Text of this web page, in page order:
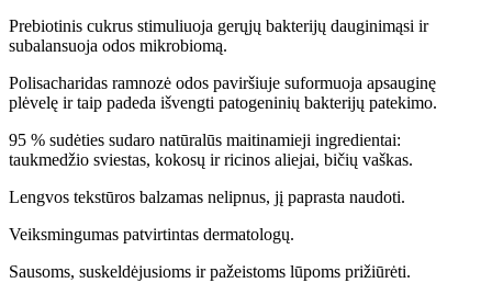
Prebiotinis cukrus stimuliuoja gerųjų bakterijų dauginimąsi ir
subalansuoja odos mikrobiomą.
Polisacharidas ramnozė odos paviršiuje suformuoja apsauginę
plėvelę ir taip padeda išvengti patogeninių bakterijų patekimo.
95 % sudėties sudaro natūralūs maitinamieji ingredientai:
taukmedžio sviestas, kokosų ir ricinos aliejai, bičių vaškas.
Lengvos tekstūros balzamas nelipnus, jį paprasta naudoti.
Veiksmingumas patvirtintas dermatologų.
Sausoms, suskeldėjusioms ir pažeistoms lūpoms prižiūrėti.